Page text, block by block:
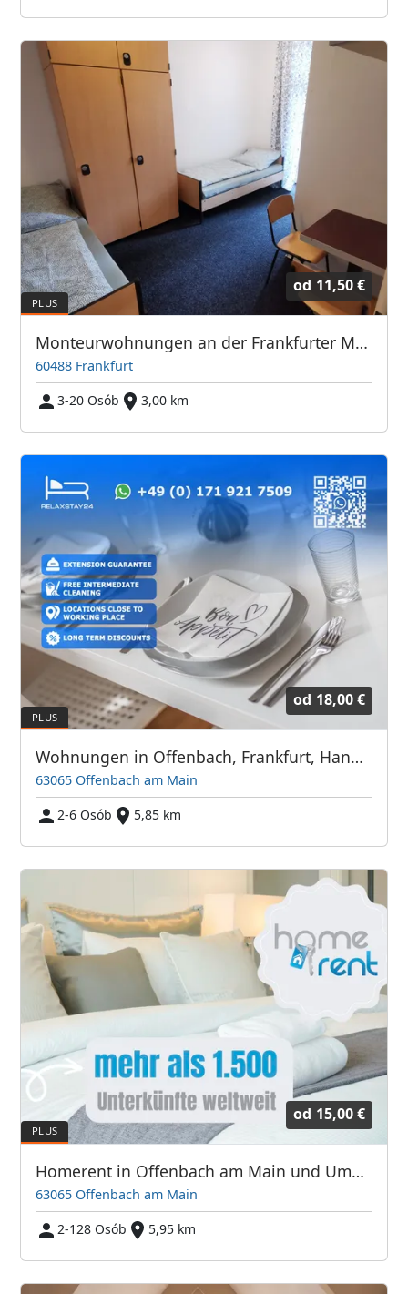
od 11,50 €
Monteurwohnungen an der Frankfurter Messe / Hauptbahnhof
60488 Frankfurt
3-20 Osób
3,00 km
od 18,00 €
Wohnungen in Offenbach, Frankfurt, Hanau und Umgebung
63065 Offenbach am Main
2-6 Osób
5,85 km
od 15,00 €
Homerent in Offenbach am Main und Umgebung
63065 Offenbach am Main
2-128 Osób
5,95 km